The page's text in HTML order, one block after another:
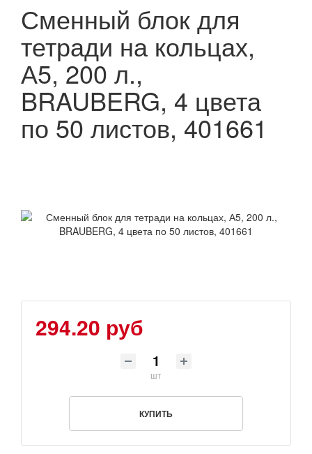
Сменный блок для
тетради на кольцах,
А5, 200 л.,
BRAUBERG, 4 цвета
по 50 листов, 401661
294.20 руб
шт
КУПИТЬ